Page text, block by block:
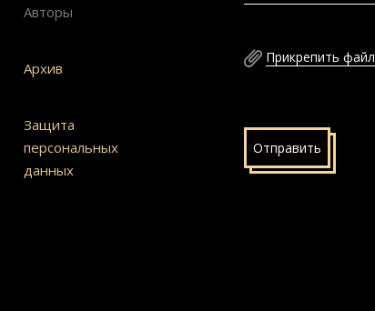
Авторы
Архив
Защита
персональных
данных
Прикрепить файл
Отправить